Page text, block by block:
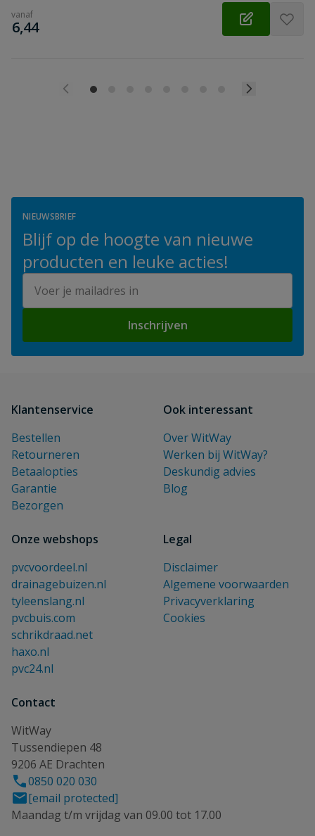
vanaf
€
6,44
NIEUWSBRIEF
Blijf op de hoogte van nieuwe
producten en leuke acties!
Inschrijven
Klantenservice
Bestellen
Retourneren
Betaalopties
Garantie
Bezorgen
Ook interessant
Over WitWay
Werken bij WitWay?
Deskundig advies
Blog
Onze webshops
pvcvoordeel.nl
drainagebuizen.nl
tyleenslang.nl
pvcbuis.com
schrikdraad.net
haxo.nl
pvc24.nl
Legal
Disclaimer
Algemene voorwaarden
Privacyverklaring
Cookies
Contact
WitWay
Tussendiepen 48
9206 AE Drachten
0850 020 030
[email protected]
Maandag t/m vrijdag van 09.00 tot 17.00